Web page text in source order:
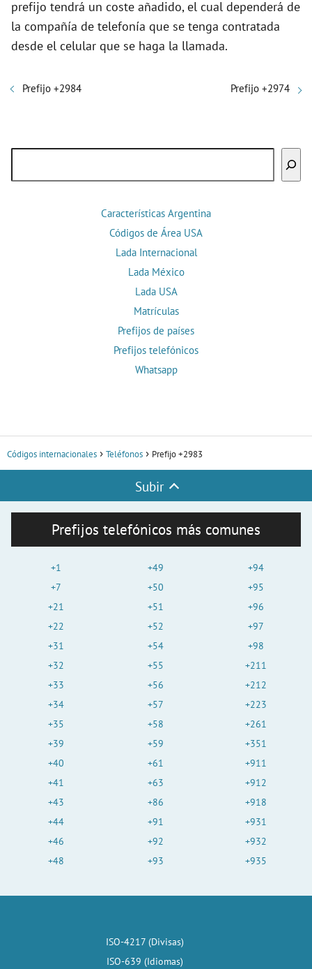
prefijo tendrá un coste añadido, el cual dependerá de
la compañía de telefonía que se tenga contratada
desde el celular que se haga la llamada.
Prefijo +2984 Prefijo +2974
Características Argentina
Códigos de Área USA
Lada Internacional
Lada México
Lada USA
Matrículas
Prefijos de países
Prefijos telefónicos
Whatsapp
Códigos internacionales Teléfonos Prefijo +2983
Subir
Prefijos telefónicos más comunes
+1
+7
+21
+22
+31
+32
+33
+34
+35
+39
+40
+41
+43
+44
+46
+48
+49
+50
+51
+52
+54
+55
+56
+57
+58
+59
+61
+63
+86
+91
+92
+93
+94
+95
+96
+97
+98
+211
+212
+223
+261
+351
+911
+912
+918
+931
+932
+935
ISO-4217 (Divisas)
ISO-639 (Idiomas)